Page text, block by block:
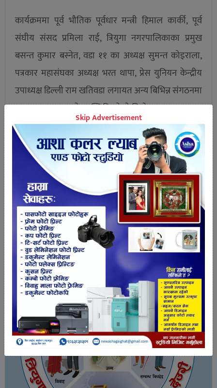
कार्यक्रममा पूर्व भौतिक पूर्वधार मन्त्री हिमाल कार्की, पूर्व
संघीय संसद प्रमिला राई, त्रियुगा नगरपालिकाका प्रमुख
बसन्त कुमार बस्नेत, वडा ११ का अध्यक्ष सुमन्त कोइराला,
पत्रकार महासंघका अध्यक्ष भरत थापा, प्रेस युनियन केन्द्रीय
उपाध्यक्ष डिल्ली राम खतिवडा लगायत अन्य बिभिन्न संगठनमा
आवद्ध पत्रकारहरुको उपस्थिति रहेको थियो ।
तपाईको प्रतिक्रिया
Skip Advertisement